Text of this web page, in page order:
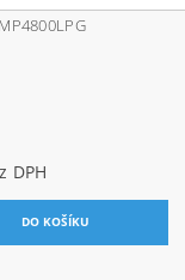
Kč bez DPH